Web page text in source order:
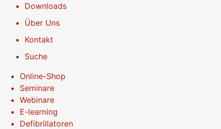
Downloads
Über Uns
Kontakt
Suche
Online-Shop
Seminare
Webinare
E-learning
Defibrillatoren